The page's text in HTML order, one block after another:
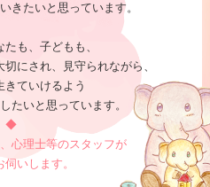
きたいと思っています。
も、子どもも、
にされ、見守られながら、
きていけるよう
たいと思っています。
◆
心理士等のスタッフが
伺いします。